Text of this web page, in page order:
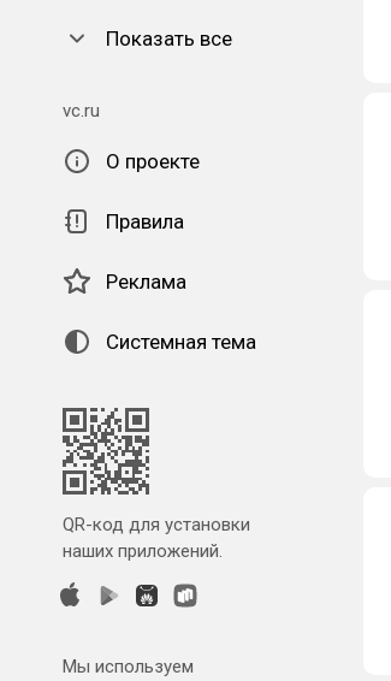
Показать все
vc.ru
О проекте
Правила
Реклама
Системная тема
QR-код для установки
наших приложений.
Мы используем